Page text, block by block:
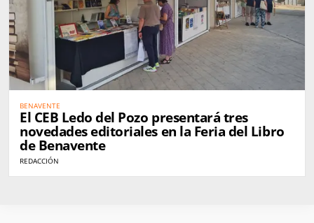
BENAVENTE
El CEB Ledo del Pozo presentará tres
novedades editoriales en la Feria del Libro
de Benavente
REDACCIÓN